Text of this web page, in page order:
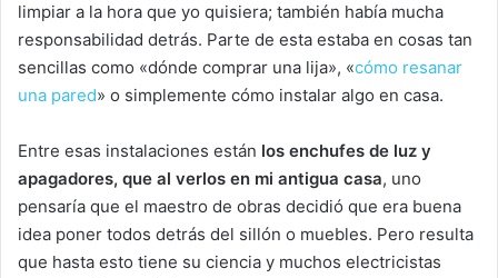
limpiar a la hora que yo quisiera; también había mucha
responsabilidad detrás. Parte de esta estaba en cosas tan
sencillas como «dónde comprar una lija», «cómo resanar
una pared» o simplemente cómo instalar algo en casa.
Entre esas instalaciones están los enchufes de luz y
apagadores, que al verlos en mi antigua casa, uno
pensaría que el maestro de obras decidió que era buena
idea poner todos detrás del sillón o muebles. Pero resulta
que hasta esto tiene su ciencia y muchos electricistas